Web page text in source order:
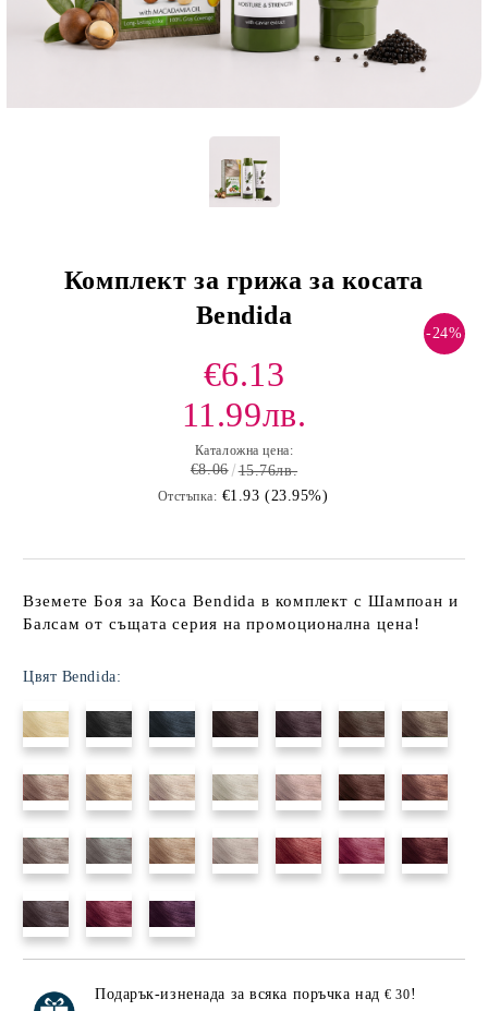
Комплект за грижа за косата
Bendida
-24%
€6.13
11.99лв.
Каталожна цена:
€8.06 15.76лв.
Отстъпка: €1.93 (23.95%)
Вземете Боя за Коса Bendida в комплект с Шампоан и
Балсам от същата серия на промоционална цена!
Цвят Bendida:
Подарък-изненада за всяка поръчка над€ 30!